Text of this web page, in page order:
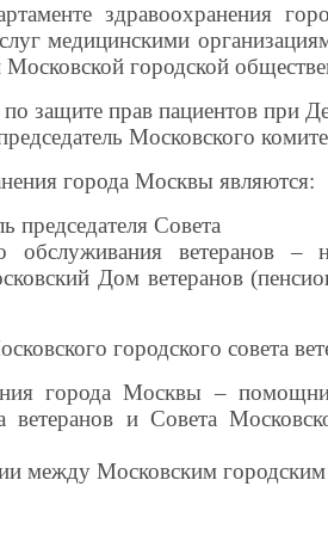
здравоохранения
медицинскими
городской
защите прав пациентов при
Московского
города Москвы являются:
председателя Совета
ветеранов –
Дом ветеранов
городского совета
города Москвы –
ветеранов и Совета
между Московским